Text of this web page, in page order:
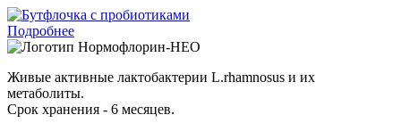
Подробнее
Нормофлорин-НЕО
Живые активные лактобактерии L.rhamnosus и их
метаболиты.
Срок хранения - 6 месяцев.